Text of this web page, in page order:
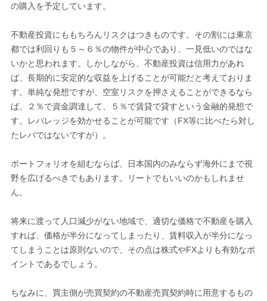
の購入を予定しています。
不動産投資にももちろんリスクはつきものです。その割には東京
都では利回りも５～６％の物件が中心であり、一見低いのではな
いかと思われます。しかしながら、不動産投資は信用力があれ
ば、長期的に安定的な収益を上げることが可能だと考えておりま
す。単純な発想ですが、空室リスクを押さえることができるなら
ば、２％で資金調達して、５％で賃貸で貸すという金融的発想で
す。レバレッジを効かせることが可能です（FX等に比べたら対し
たレバではないですが）。
ポートフォリオを組むならば、日本国内のみならず海外にまで視
野を広げるべきでもあります。リートでもいいのかもしれませ
ん。
将来に渡って人口減少がない地域で、適切な価格で不動産を購入
すれば、価格が半分になってしまったり、賃料収入が半分になっ
てしまうことは原則ないので、その点は株式やFXよりも有効なポ
イントであるでしょう。
ちなみに、買主側が売買契約の不動産売買契約時に用意するもの